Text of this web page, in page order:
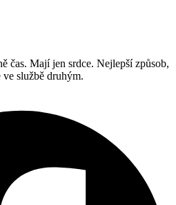
čas. Mají jen srdce. Nejlepší způsob,
ve službě druhým.